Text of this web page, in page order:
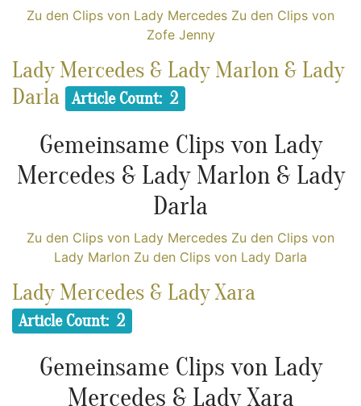
Zu den Clips von Lady Mercedes Zu den Clips von
Zofe Jenny
Lady Mercedes & Lady Marlon & Lady
Darla
Article Count: 2
Gemeinsame Clips von Lady
Mercedes & Lady Marlon & Lady
Darla
Zu den Clips von Lady Mercedes Zu den Clips von
Lady Marlon Zu den Clips von Lady Darla
Lady Mercedes & Lady Xara
Article Count: 2
Gemeinsame Clips von Lady
Mercedes & Lady Xara